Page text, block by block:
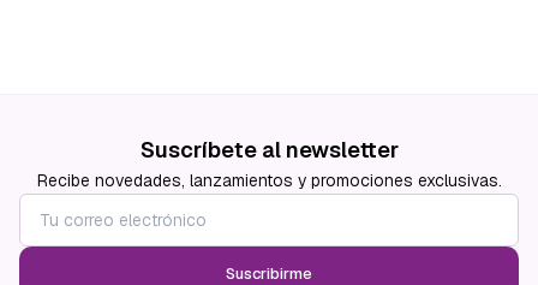
Suscríbete al newsletter
Recibe novedades, lanzamientos y promociones exclusivas.
Suscribirme